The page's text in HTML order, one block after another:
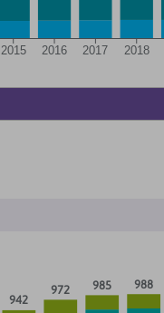
2015 2016 2017 2018
942
972 985 988